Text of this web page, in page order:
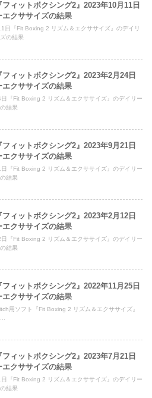
フィットボクシング2』2023年10月11日
エクササイズの結果
日『Fit Boxing 2 リズム＆エクササイズ』のデイリ
の結果
フィットボクシング2』2023年2月24日
エクササイズの結果
『Fit Boxing 2 リズム＆エクササイズ』のデイリー
結果
フィットボクシング2』2023年9月21日
エクササイズの結果
『Fit Boxing 2 リズム＆エクササイズ』のデイリー
結果
フィットボクシング2』2023年2月12日
エクササイズの結果
『Fit Boxing 2 リズム＆エクササイズ』のデイリー
結果
フィットボクシング2』2022年11月25日
エクササイズの結果
用ソフト『Fit Boxing 2 リズム＆エクササイズ』
フィットボクシング2』2023年7月21日
エクササイズの結果
『Fit Boxing 2 リズム＆エクササイズ』のデイリー
結果